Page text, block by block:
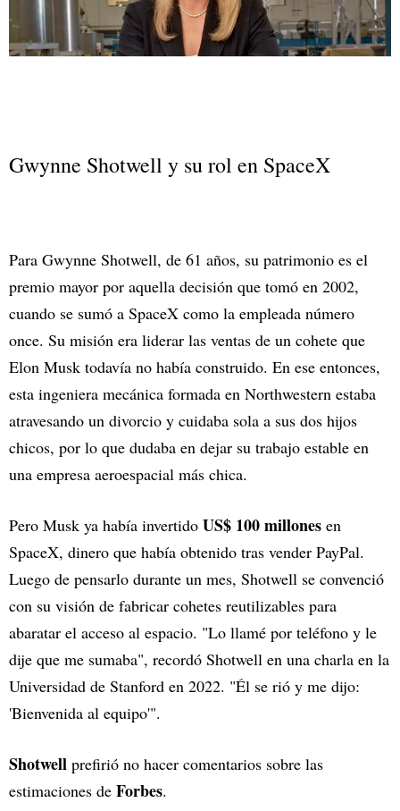
Gwynne Shotwell y su rol en SpaceX
Para Gwynne Shotwell, de 61 años, su patrimonio es el
premio mayor por aquella decisión que tomó en 2002,
cuando se sumó a SpaceX como la empleada número
once. Su misión era liderar las ventas de un cohete que
Elon Musk todavía no había construido. En ese entonces,
esta ingeniera mecánica formada en Northwestern estaba
atravesando un divorcio y cuidaba sola a sus dos hijos
chicos, por lo que dudaba en dejar su trabajo estable en
una empresa aeroespacial más chica.
Pero Musk ya había invertido US$ 100 millones en
SpaceX, dinero que había obtenido tras vender PayPal.
Luego de pensarlo durante un mes, Shotwell se convenció
con su visión de fabricar cohetes reutilizables para
abaratar el acceso al espacio. "Lo llamé por teléfono y le
dije que me sumaba", recordó Shotwell en una charla en la
Universidad de Stanford en 2022. "Él se rió y me dijo:
'Bienvenida al equipo'".
Shotwell prefirió no hacer comentarios sobre las
estimaciones de Forbes.